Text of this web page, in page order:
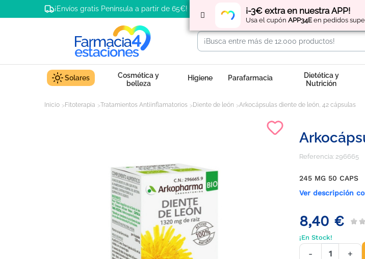
¡-3€ extra en nuestra APP!
Usa el cupón APP34E en pedidos
¡Envíos gratis Península a partir de 65€! Regístratey
Solares
Cosmética y
belleza
Higiene Parafarmacia
Dietética y
Nutrición
Inicio Fitoterapia Tratamientos Antiinflamatorios Diente de león Arkocápsulas diente de león, 42 cápsulas
Referencia: 296665
245 MG 50 CAPS
Ver descripción
8,40 €
¡En Stock!
- +